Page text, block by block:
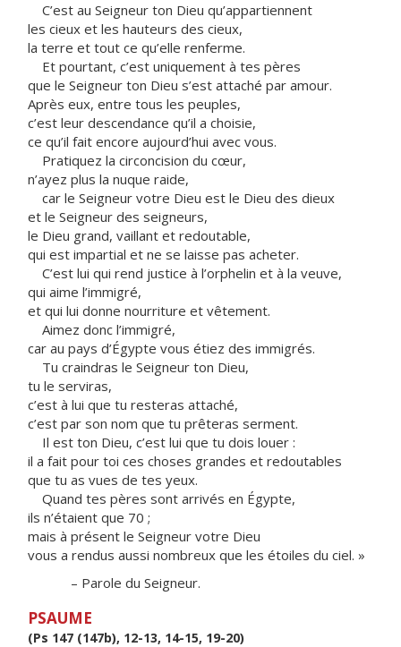
C’est au Seigneur ton Dieu qu’appartiennent
les cieux et les hauteurs des cieux,
la terre et tout ce qu’elle renferme.
Et pourtant, c’est uniquement à tes pères
que le Seigneur ton Dieu s’est attaché par amour.
Après eux, entre tous les peuples,
c’est leur descendance qu’il a choisie,
ce qu’il fait encore aujourd’hui avec vous.
Pratiquez la circoncision du cœur,
n’ayez plus la nuque raide,
car le Seigneur votre Dieu est le Dieu des dieux
et le Seigneur des seigneurs,
le Dieu grand, vaillant et redoutable,
qui est impartial et ne se laisse pas acheter.
C’est lui qui rend justice à l’orphelin et à la veuve,
qui aime l’immigré,
et qui lui donne nourriture et vêtement.
Aimez donc l’immigré,
car au pays d’Égypte vous étiez des immigrés.
Tu craindras le Seigneur ton Dieu,
tu le serviras,
c’est à lui que tu resteras attaché,
c’est par son nom que tu prêteras serment.
Il est ton Dieu, c’est lui que tu dois louer :
il a fait pour toi ces choses grandes et redoutables
que tu as vues de tes yeux.
Quand tes pères sont arrivés en Égypte,
ils n’étaient que 70 ;
mais à présent le Seigneur votre Dieu
vous a rendus aussi nombreux que les étoiles du ciel. »
– Parole du Seigneur.
PSAUME
(Ps 147 (147b), 12-13, 14-15, 19-20)